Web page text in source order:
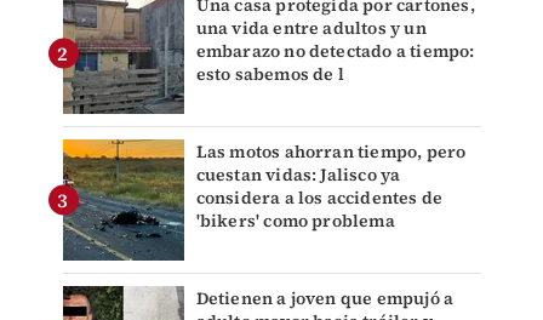
una vida entre adultos y un
embarazo no detectado a tiempo:
esto sabemos de l
Las motos ahorran tiempo, pero
cuestan vidas: Jalisco ya
considera a los accidentes de
'bikers' como problema
Detienen a joven que empujó a